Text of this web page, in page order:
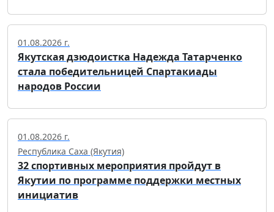
01.08.2026 г.
Якутская дзюдоистка Надежда Татарченко
стала победительницей Спартакиады
народов России
01.08.2026 г.
Республика Саха (Якутия)
32 спортивных мероприятия пройдут в
Якутии по программе поддержки местных
инициатив